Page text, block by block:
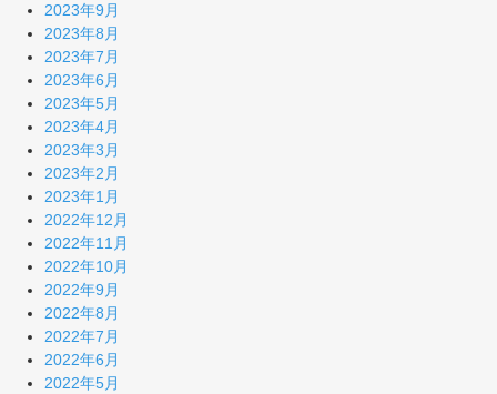
2023年9月
2023年8月
2023年7月
2023年6月
2023年5月
2023年4月
2023年3月
2023年2月
2023年1月
2022年12月
2022年11月
2022年10月
2022年9月
2022年8月
2022年7月
2022年6月
2022年5月